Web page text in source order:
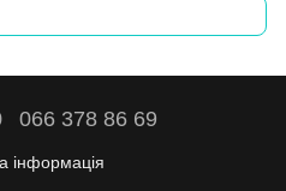
066 378 86 69
інформація